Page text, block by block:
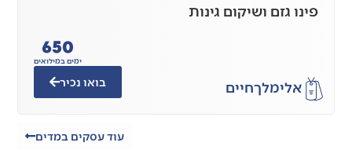
פינו גזם ושיקום גינות
אלימלךחיים
ימים במילואים
650
בואו נכיר
עוד עסקים במדים